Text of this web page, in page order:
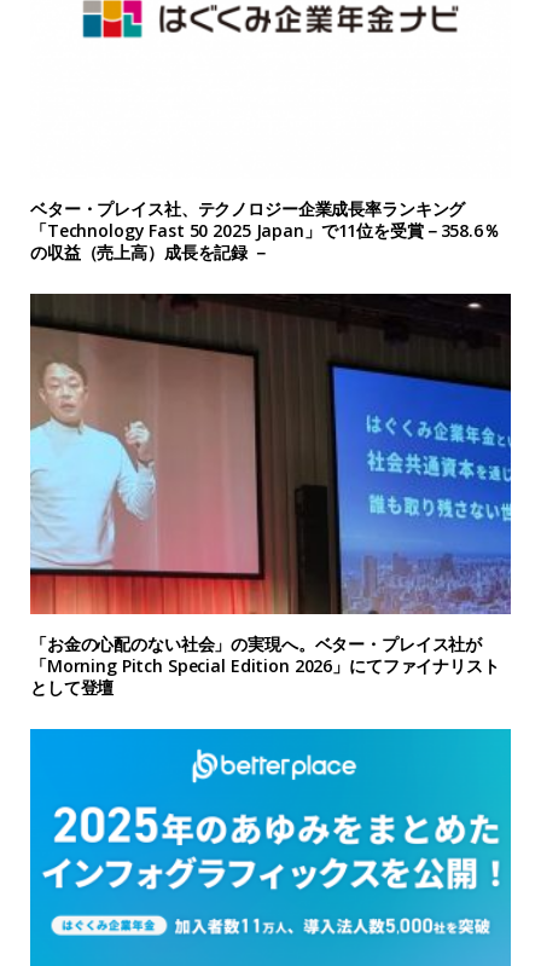
ベター・プレイス社、テクノロジー企業成長率ランキング
「Technology Fast 50 2025 Japan」で11位を受賞－358.6％
の収益（売上高）成長を記録 －
「お金の心配のない社会」の実現へ。ベター・プレイス社が
「Morning Pitch Special Edition 2026」にてファイナリスト
として登壇